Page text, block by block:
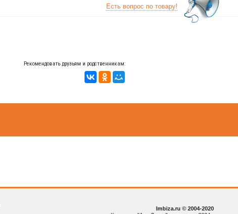
Есть вопрос по товару!
Рекомендовать друзьям и родственникам:
Imbiza.ru © 2004-2020